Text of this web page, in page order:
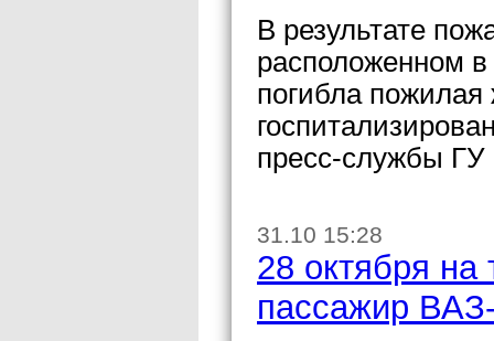
В результате
расположенном в
погибла
пресс-службы
31.10 15:28
28 октября
пассажир